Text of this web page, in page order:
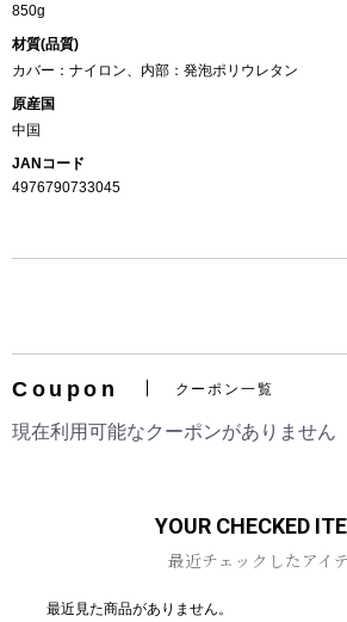
お買い物を続ける カー
850g
材質(品質)
カバー：ナイロン、内部：発泡ポリウレタン
原産国
中国
JANコード
4976790733045
Coupon クーポン一覧
現在利用可能なクーポンがありません
YOUR CHECKED
最近チェックしたアイ
最近見た商品がありません。